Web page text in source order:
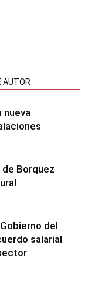
AUTOR
nueva
de Borquez
del
salarial